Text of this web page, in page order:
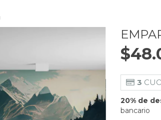
3
20% de
bancario